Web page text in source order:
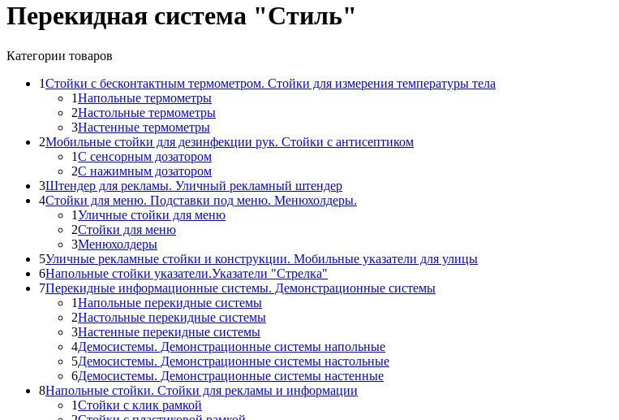
Перекидная система "Стиль"
Категории товаров
1Стойки с бесконтактным термометром. Стойки для измерения температуры тела
1Напольные термометры
2Настольные термометры
3Настенные термометры
2Мобильные стойки для дезинфекции рук. Стойки с антисептиком
1С сенсорным дозатором
2С нажимным дозатором
3Штендер для рекламы. Уличный рекламный штендер
4Стойки для меню. Подставки под меню. Менюхолдеры.
1Уличные стойки для меню
2Стойки для меню
3Менюхолдеры
5Уличные рекламные стойки и конструкции. Мобильные указатели для улицы
6Напольные стойки указатели.Указатели "Стрелка"
7Перекидные информационные системы. Демонстрационные системы
1Напольные перекидные системы
2Настольные перекидные системы
3Настенные перекидные системы
4Демосистемы. Демонстрационные системы напольные
5Демосистемы. Демонстрационные системы настольные
6Демосистемы. Демонстрационные системы настенные
8Напольные стойки. Стойки для рекламы и информации
1Стойки с клик рамкой